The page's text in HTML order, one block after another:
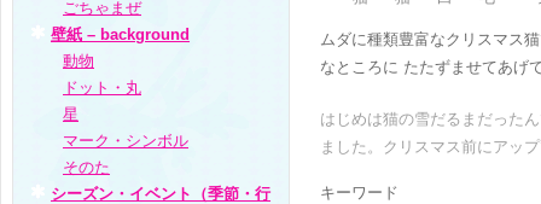
ムダに種類豊富なクリスマス
なところに たたずませてあげ
はじめは猫の雪だるまだった
ました。クリスマス前にアッ
キーワード
ごちゃまぜ
壁紙 – background
動物
ドット・丸
星
マーク・シンボル
そのた
シーズン・イベント（季節・行